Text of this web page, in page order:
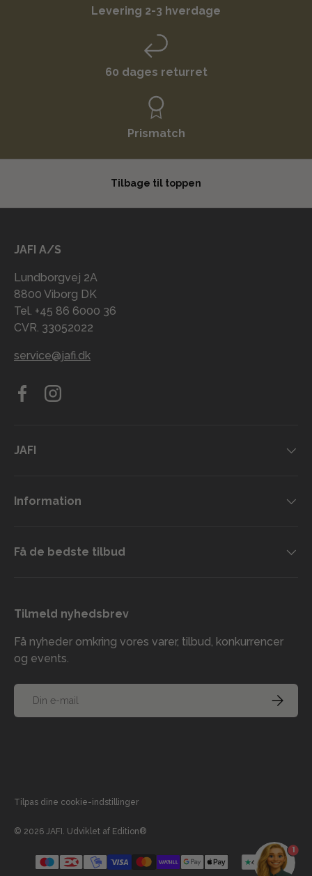
Levering 2-3 hverdage
60 dages returret
Prismatch
Tilbage til toppen
JAFI A/S
Lundborgvej 2A
8800 Viborg DK
Tel. +45 86 6000 36
CVR. 33052022
service@jafi.dk
FacebookInstagram
JAFI
Information
Få de bedste tilbud
Tilmeld nyhedsbrev
Få nyheder omkring vores varer, tilbud, konkurrencer
og events.
TILMELD
Tilpas dine cookie-indstillinger
© 2026 JAFI Udviklet af Edition®
1